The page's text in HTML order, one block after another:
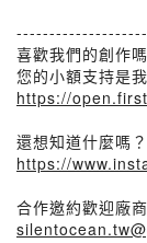
喜歡我們的創作
您的小額支持是
https://
還想知道什麼嗎
https://
合作邀約歡迎廠